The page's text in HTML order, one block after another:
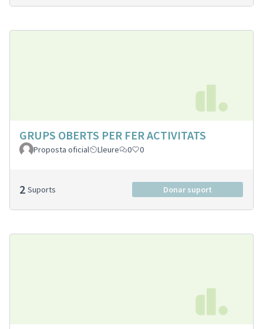
GRUPS OBERTS PER FER ACTIVITATS
Proposta oficial Lleure 0 0
2 Suports Donar suport